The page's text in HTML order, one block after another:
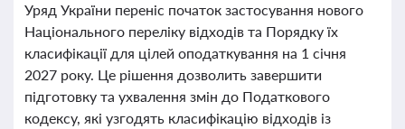
Уряд України переніс початок застосування нового
Національного переліку відходів та Порядку їх
класифікації для цілей оподаткування на 1 січня
2027 року. Це рішення дозволить завершити
підготовку та ухвалення змін до Податкового
кодексу, які узгодять класифікацію відходів із